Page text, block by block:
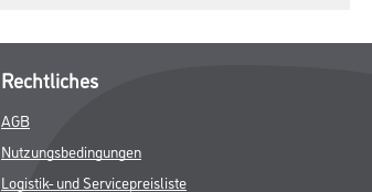
Rechtliches
AGB
Nutzungsbedingungen
Logistik- und Servicepreisliste